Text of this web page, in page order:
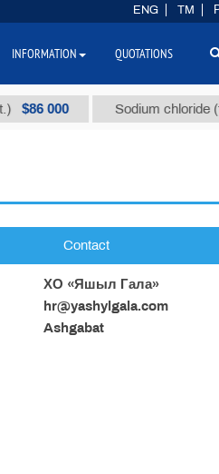
$86 000 Sodium chloride
Contact
ХО «Яшыл Гала»
hr@yashylgala.com
Ashgabat
ENG TM
INFORMATION QUOTATIONS